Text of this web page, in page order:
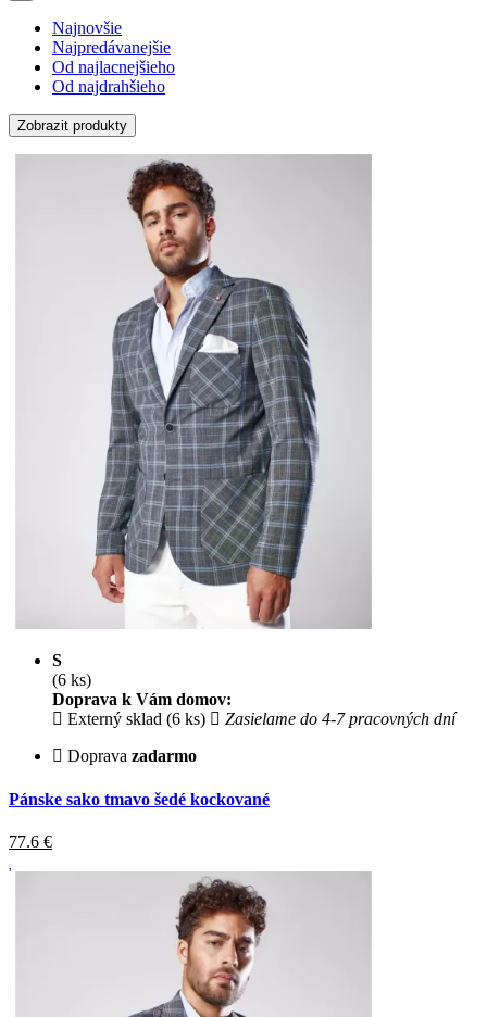
Najnovšie
Najpredávanejšie
Od najlacnejšieho
Od najdrahšieho
Zobrazit produkty
S
(6 ks)
Doprava k Vám domov:
Externý sklad (6 ks)
Zasielame do 4-7 pracovných dní
Doprava zadarmo
Pánske sako tmavo šedé kockované
77.6 €